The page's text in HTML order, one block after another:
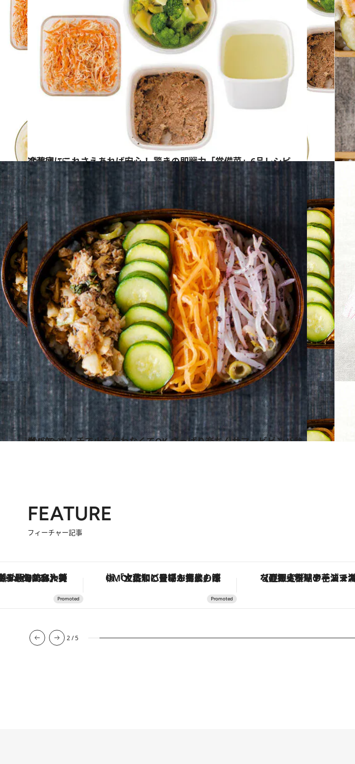
2016.4.15
冷蔵庫にこれさえあれば安心！ 驚きの即戦力「常備菜」6品レシピ
グルメ
2018.8.22
サバ缶×キムチで火を使わなくてOK さっぱり楽ちんサマービビンバ弁当
グルメ
FEATURE
フィーチャー記事
「土佐和ハーブかき氷」がOMO7高知に登場！生姜、山椒、大葉など目にも舌にも涼を呼ぶ郷土の味 【夏限定ディナーコース】旬を迎える稚鮎や花ズッキーニなどをイタリア・トスカーナの郷土料理の手法で満喫！
3/5